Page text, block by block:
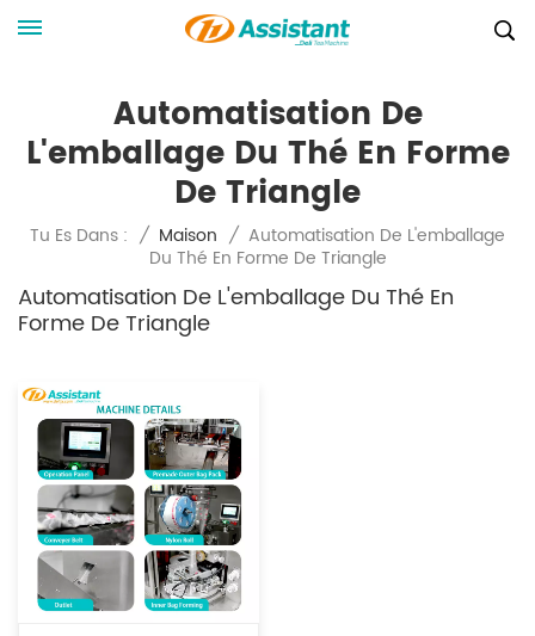
Automatisation De
L'emballage Du Thé En Forme
De Triangle
Tu Es Dans : / Maison / Automatisation De L'emballage
Du Thé En Forme De Triangle
Automatisation De L'emballage Du Thé En
Forme De Triangle